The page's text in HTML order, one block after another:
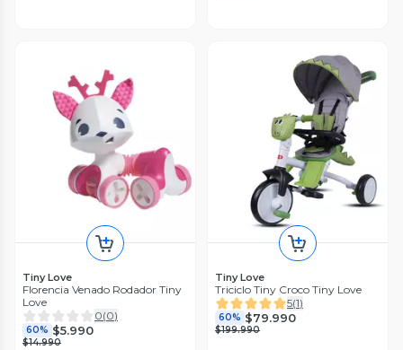
Tiny Love
Florencia Venado Rodador Tiny
Love
0(0)
60% $5.990
$14.990
Tiny Love
Triciclo Tiny Croco Tiny Love
5(1)
60% $79.990
$199.990